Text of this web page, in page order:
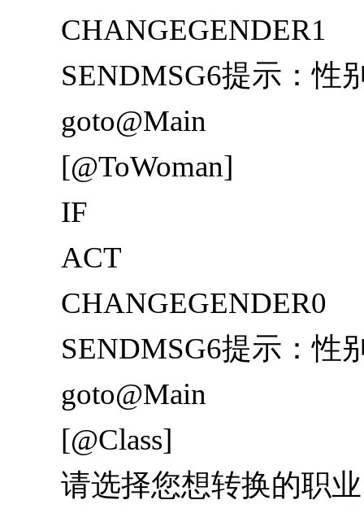
CHANGEGENDER1
SENDMSG6提示：性
goto@Main
[@ToWoman]
IF
ACT
CHANGEGENDER0
SENDMSG6提示：性
goto@Main
[@Class]
请选择您想转换的职